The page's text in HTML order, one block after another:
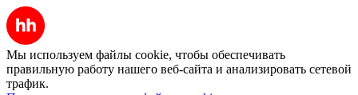
Мы используем файлы cookie, чтобы обеспечивать
правильную работу нашего веб-сайта и анализировать сетевой
трафик.